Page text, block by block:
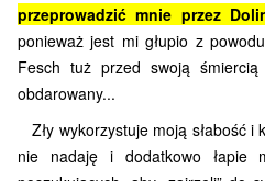
przeprowadzić mnie przez
ponieważ jest mi głupio z
Fesch tuż przed swoją
obdarowany...
Zły wykorzystuje moją słabość i
nie nadaję i dodatkowo łapie